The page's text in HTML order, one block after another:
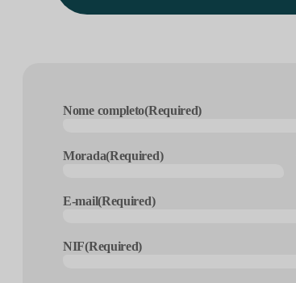
Nome completo(Required)
Morada(Required)
E-mail(Required)
NIF(Required)